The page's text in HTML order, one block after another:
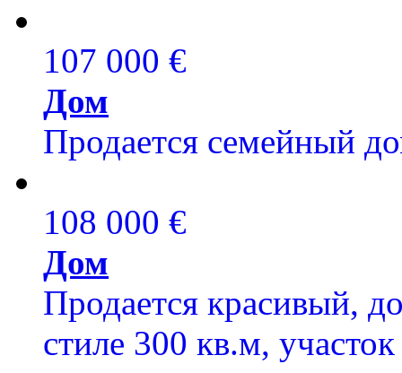
107 000 €
Дом
Продается семейный
108 000 €
Дом
Продается красивый,
стиле 300 кв.м,